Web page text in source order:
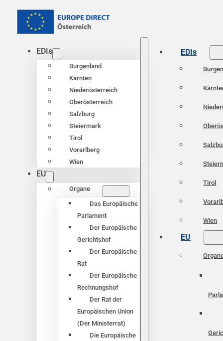
EDIs
Burgenland
Kärnten
Niederösterreich
Oberösterreich
Salzburg
Steiermark
Tirol
Vorarlberg
Wien
EU
Organe
Das Europäische
Parlament
Der Europäische
Gerichtshof
Der Europäische
Rat
Der Europäische
Rechnungshof
Der Rat der
Europäischen Union
(Der Ministerrat)
Die Europäische
EDIs
Tirol
Wien
EU